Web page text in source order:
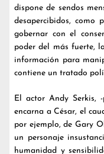
dispone de sendos
desapercibidos, como
gobernar con el
poder del más fuerte,
información para
contiene un tratado
El actor Andy Serkis,
encarna a César, el
por ejemplo, de Gary
un personaje
humanidad y